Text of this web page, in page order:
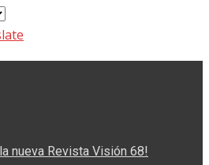
nueva Revista Visión 68!